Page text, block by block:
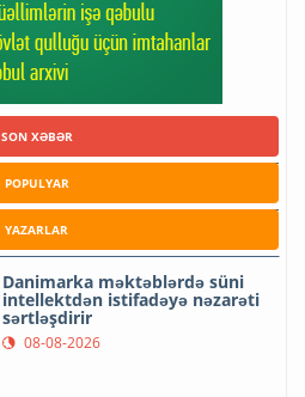
SON XƏBƏR
POPULYAR
YAZARLAR
Danimarka məktəblərdə süni
intellektdən istifadəyə nəzarəti
sərtləşdirir
08-08-2026